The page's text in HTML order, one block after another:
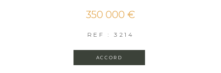
350 000 €
REF : 3214
ACCORD